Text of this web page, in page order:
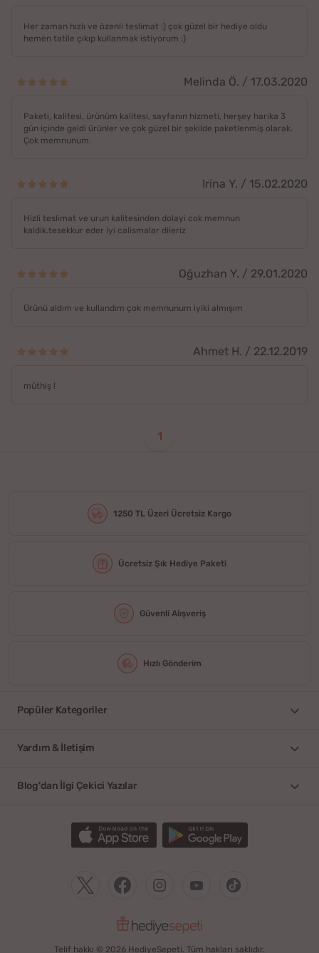
Her zaman hızlı ve özenli teslimat :) çok güzel bir hediye oldu
hemen tatile çıkıp kullanmak istiyorum :)
Melinda Ö. / 17.03.2020
Paketi, kalitesi, ürünüm kalitesi, sayfanın hizmeti, herşey harika 3
gün içinde geldi ürünler ve çok güzel bir şekilde paketlenmiş olarak.
Çok memnunum.
Irina Y. / 15.02.2020
Hizli teslimat ve urun kalitesinden dolayi cok memnun
kaldik.tesekkur eder iyi calismalar dileriz
Oğuzhan Y. / 29.01.2020
Ürünü aldım ve kullandım çok memnunum iyiki almışım
Ahmet H. / 22.12.2019
müthiş !
1
1250 TL Üzeri Ücretsiz Kargo
Ücretsiz Şık Hediye Paketi
Güvenli Alışveriş
Hızlı Gönderim
Popüler Kategoriler
Yardım & İletişim
Blog'dan İlgi Çekici Yazılar
Telif hakkı © 2026 HediyeSepeti. Tüm hakları saklıdır.